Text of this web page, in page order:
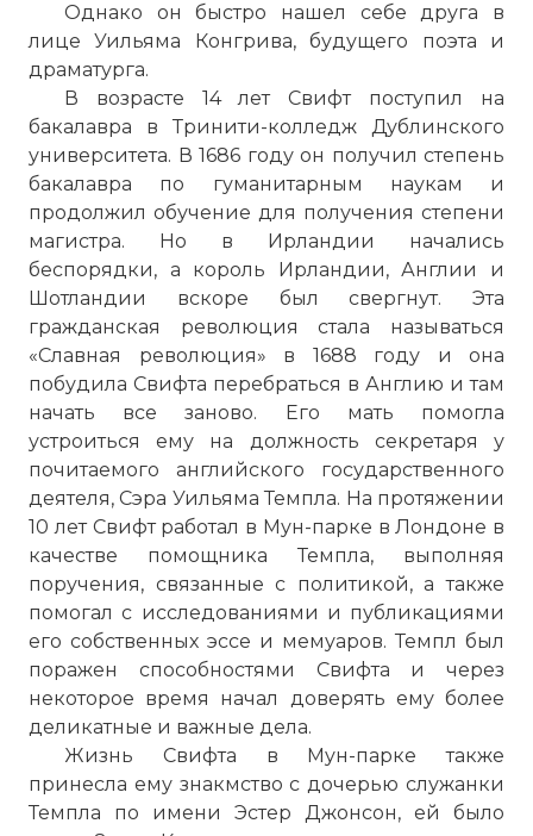
Однако он быстро нашел себе друга в
лице Уильяма Конгрива, будущего поэта и
драматурга.
В возрасте 14 лет Свифт поступил на
бакалавра в Тринити-колледж Дублинского
университета. В 1686 году он получил степень
бакалавра по гуманитарным наукам и
продолжил обучение для получения степени
магистра. Но в Ирландии начались
беспорядки, а король Ирландии, Англии и
Шотландии вскоре был свергнут. Эта
гражданская революция стала называться
«Славная революция» в 1688 году и она
побудила Свифта перебраться в Англию и там
начать все заново. Его мать помогла
устроиться ему на должность секретаря у
почитаемого английского государственного
деятеля, Сэра Уильяма Темпла. На протяжении
10 лет Свифт работал в Мун-парке в Лондоне в
качестве помощника Темпла, выполняя
поручения, связанные с политикой, а также
помогал с исследованиями и публикациями
его собственных эссе и мемуаров. Темпл был
поражен способностями Свифта и через
некоторое время начал доверять ему более
деликатные и важные дела.
Жизнь Свифта в Мун-парке также
принесла ему знакмство с дочерью служанки
Темпла по имени Эстер Джонсон, ей было